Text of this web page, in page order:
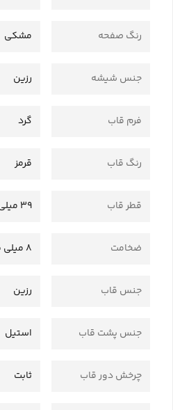
رنگ صفحه مشکی
جنس شیشه رزین
فرم قاب گرد
رنگ قاب قرمز
قطر قاب 39 میلی متر
ضخامت 8 میلی متر
جنس قاب رزین
جنس پشت قاب استیل
چرخش دور قاب ثابت